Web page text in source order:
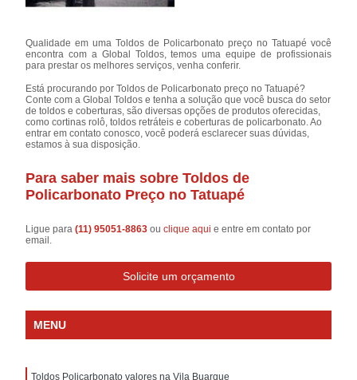
Qualidade em uma Toldos de Policarbonato preço no Tatuapé você
encontra com a Global Toldos, temos uma equipe de profissionais
para prestar os melhores serviços, venha conferir.
Está procurando por Toldos de Policarbonato preço no Tatuapé?
Conte com a Global Toldos e tenha a solução que você busca do setor
de toldos e coberturas, são diversas opções de produtos oferecidas,
como cortinas rolô, toldos retráteis e coberturas de policarbonato. Ao
entrar em contato conosco, você poderá esclarecer suas dúvidas,
estamos à sua disposição.
Para saber mais sobre Toldos de
Policarbonato Preço no Tatuapé
Ligue para(11) 95051-8863ouclique aqui e entre em contato por
email.
Solicite um orçamento
MENU
Toldos Policarbonato valores na Vila Buarque